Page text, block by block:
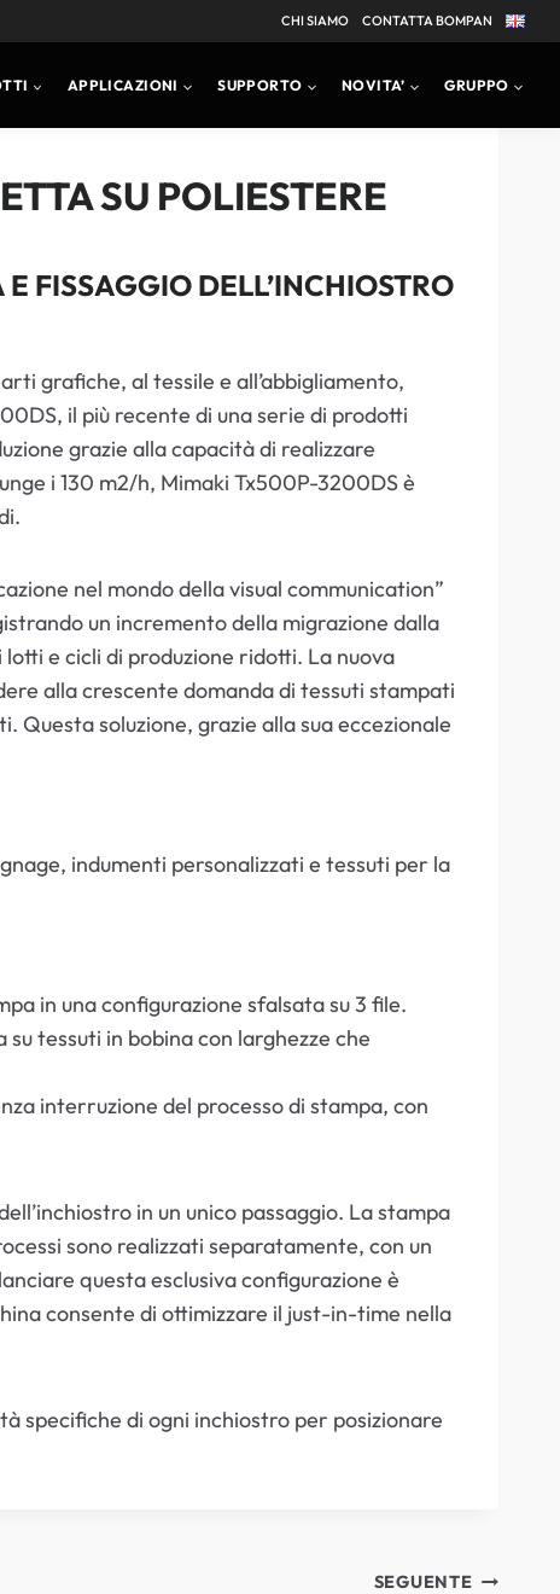
CHI SIAMO CONTATTA BOMPAN
APPLICAZIONI SUPPORTO NOVITA’ GRUPPO
SU POLIESTERE
FISSAGGIO DELL’INCHIOSTRO
grafiche, al tessile e all’abbigliamento,
il più recente di una serie di prodotti
grazie alla capacità di realizzare
i 130 m2/h, Mimaki Tx500P-3200DS è
nel mondo della visual communication”
un incremento della migrazione dalla
e cicli di produzione ridotti. La nuova
alla crescente domanda di tessuti stampati
soluzione, grazie alla sua eccezionale
indumenti personalizzati e tessuti per la
in una configurazione sfalsata su 3 file.
tessuti in bobina con larghezze che
interruzione del processo di stampa, con
in un unico passaggio. La stampa
sono realizzati separatamente, con un
questa esclusiva configurazione è
consente di ottimizzare il just-in-time nella
specifiche di ogni inchiostro per posizionare
SEGUENTE